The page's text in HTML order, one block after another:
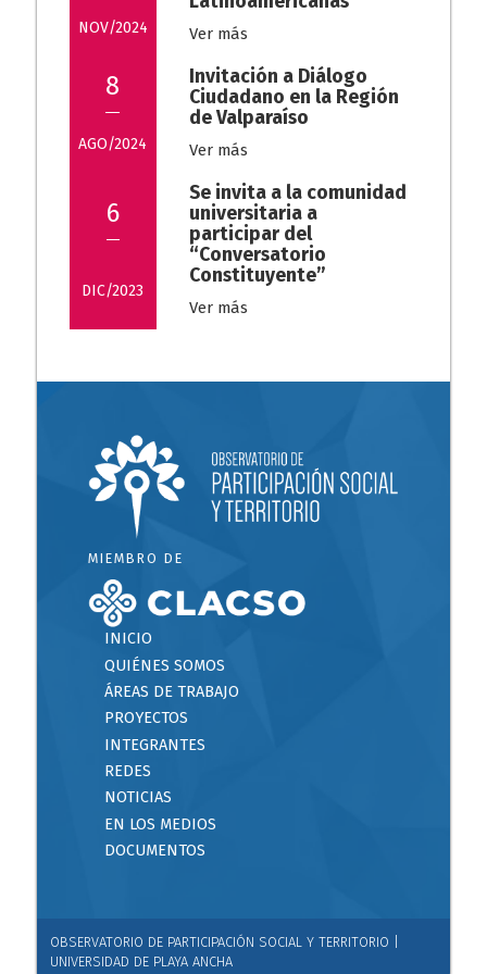
NOV/2024 Ver más
8
AGO/2024
Invitación a Diálogo
Ciudadano en la Región
de Valparaíso
Ver más
6
DIC/2023
Se invita a la comunidad
universitaria a
participar del
“Conversatorio
Constituyente”
Ver más
MIEMBRO DE
INICIO
QUIÉNES SOMOS
ÁREAS DE TRABAJO
PROYECTOS
INTEGRANTES
REDES
NOTICIAS
EN LOS MEDIOS
DOCUMENTOS
OBSERVATORIO DE PARTICIPACIÓN SOCIAL Y TERRITORIO |
UNIVERSIDAD DE PLAYA ANCHA